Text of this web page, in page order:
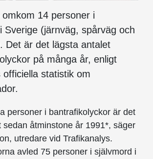
14 personer i
Sverige (järnväg, spårväg och
Det är det lägsta antalet
på många år, enligt
officiella statistik om
personer i bantrafikolyckor är det
sedan åtminstone år 1991*, säger
utredare vid Trafikanalys.
avled 75 personer i självmord i